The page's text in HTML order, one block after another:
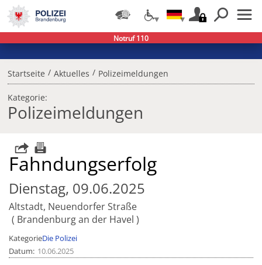
Startseite / Aktuelles / Polizeimeldungen
Kategorie:
Polizeimeldungen
Fahndungserfolg
Dienstag, 09.06.2025
Altstadt, Neuendorfer Straße
Brandenburg an der Havel
KategorieDie Polizei
Datum 10.06.2025
Notruf 110